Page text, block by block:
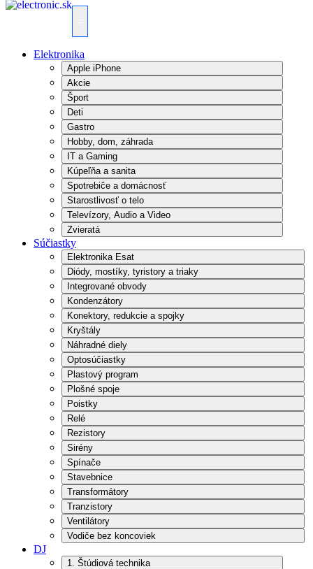
Elektronika
Apple iPhone
Akcie
Šport
Deti
Gastro
Hobby, dom, záhrada
IT a Gaming
Kúpeľňa a sanita
Spotrebiče a domácnosť
Starostlivosť o telo
Televízory, Audio a Video
Zvieratá
Súčiastky
Elektronika Esat
Diódy, mostíky, tyristory a triaky
Integrované obvody
Kondenzátory
Konektory, redukcie a spojky
Kryštály
Náhradné diely
Optosúčiastky
Plastový program
Plošné spoje
Poistky
Relé
Rezistory
Sirény
Spínače
Stavebnice
Transformátory
Tranzistory
Ventilátory
Vodiče bez koncoviek
DJ
1. Štúdiová technika